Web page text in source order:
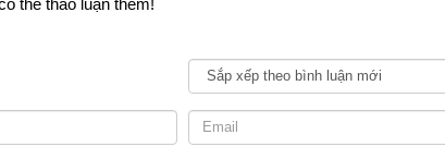
thể thảo luận thêm!